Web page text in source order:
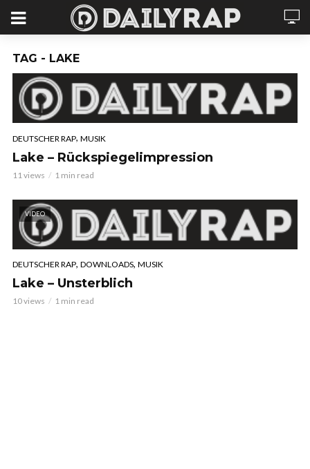
TAG - LAKE
DEUTSCHER RAP, MUSIK
Lake – Rückspiegelimpression
11 views 1 min read
VIDEO
DEUTSCHER RAP, DOWNLOADS, MUSIK
Lake – Unsterblich
10 views 1 min read